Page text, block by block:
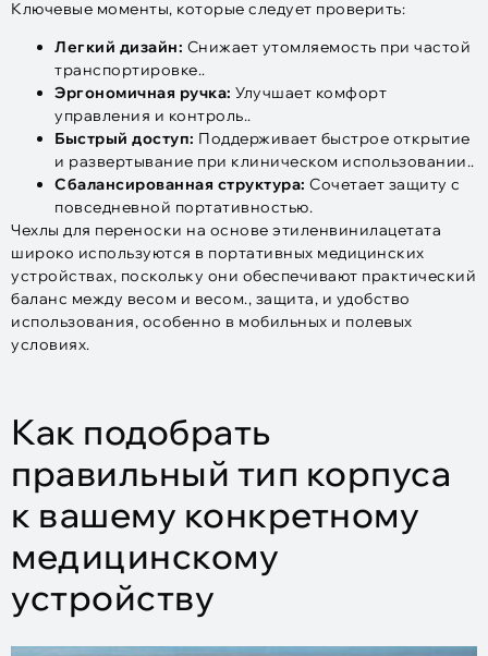
Ключевые моменты, которые следует проверить:
Легкий дизайн: Снижает утомляемость при частой
транспортировке..
Эргономичная ручка: Улучшает комфорт
управления и контроль..
Быстрый доступ: Поддерживает быстрое открытие
и развертывание при клиническом использовании..
Сбалансированная структура: Сочетает защиту с
повседневной портативностью.
Чехлы для переноски на основе этиленвинилацетата
широко используются в портативных медицинских
устройствах, поскольку они обеспечивают практический
баланс между весом и весом., защита, и удобство
использования, особенно в мобильных и полевых
условиях.
Как подобрать
правильный тип корпуса
к вашему конкретному
медицинскому
устройству